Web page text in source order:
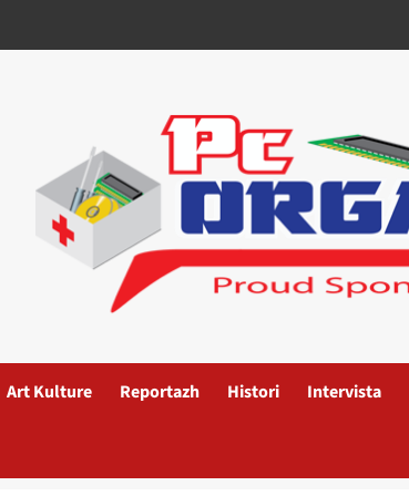
Art Kulture Reportazh Histori Intervista